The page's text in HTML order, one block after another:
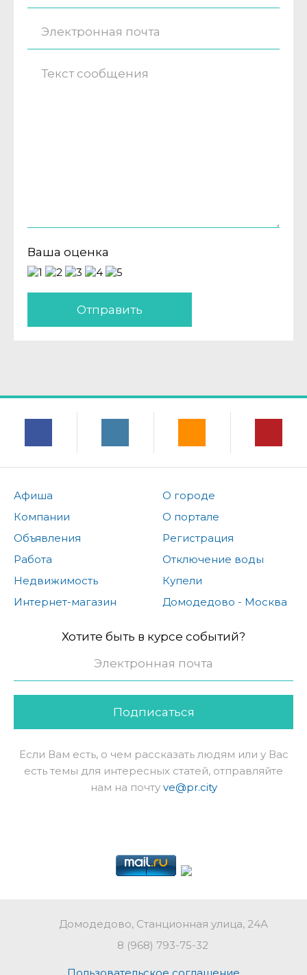
Ваша оценка
Отправить
Афиша
Компании
Объявления
Работа
Недвижимость
Интернет-магазин
О городе
О портале
Регистрация
Отключение воды
Купели
Домодедово - Москва
Хотите быть в курсе событий?
Подписаться
Если Вам есть, о чем рассказать людям или у Вас
есть темы для интересных статей, отправляйте
нам на почту ve@pr.city
Домодедово, Станционная улица, 24А
8 (968) 793-75-32
Пользовательское соглашение